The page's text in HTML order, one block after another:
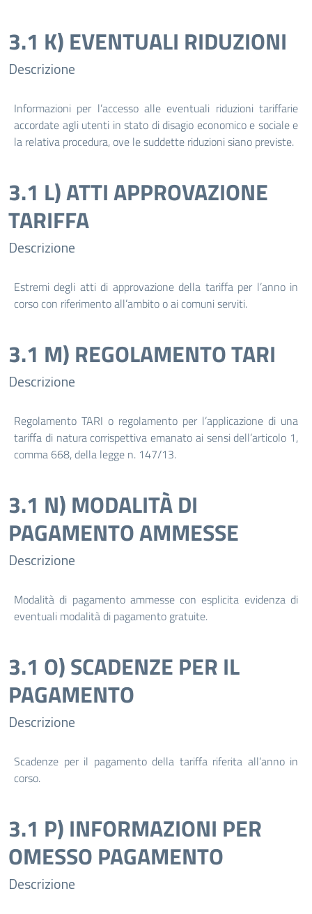
3.1 K) EVENTUALI RIDUZIONI
Descrizione
Informazioni per l’accesso alle eventuali riduzioni tariffarie
accordate agli utenti in stato di disagio economico e sociale e
la relativa procedura, ove le suddette riduzioni siano previste.
3.1 L) ATTI APPROVAZIONE
TARIFFA
Descrizione
Estremi degli atti di approvazione della tariffa per l’anno in
corso con riferimento all’ambito o ai comuni serviti.
3.1 M) REGOLAMENTO TARI
Descrizione
Regolamento TARI o regolamento per l’applicazione di una
tariffa di natura corrispettiva emanato ai sensi dell’articolo 1,
comma 668, della legge n. 147/13.
3.1 N) MODALITÀ DI
PAGAMENTO AMMESSE
Descrizione
Modalità di pagamento ammesse con esplicita evidenza di
eventuali modalità di pagamento gratuite.
3.1 O) SCADENZE PER IL
PAGAMENTO
Descrizione
Scadenze per il pagamento della tariffa riferita all’anno in
corso.
3.1 P) INFORMAZIONI PER
OMESSO PAGAMENTO
Descrizione